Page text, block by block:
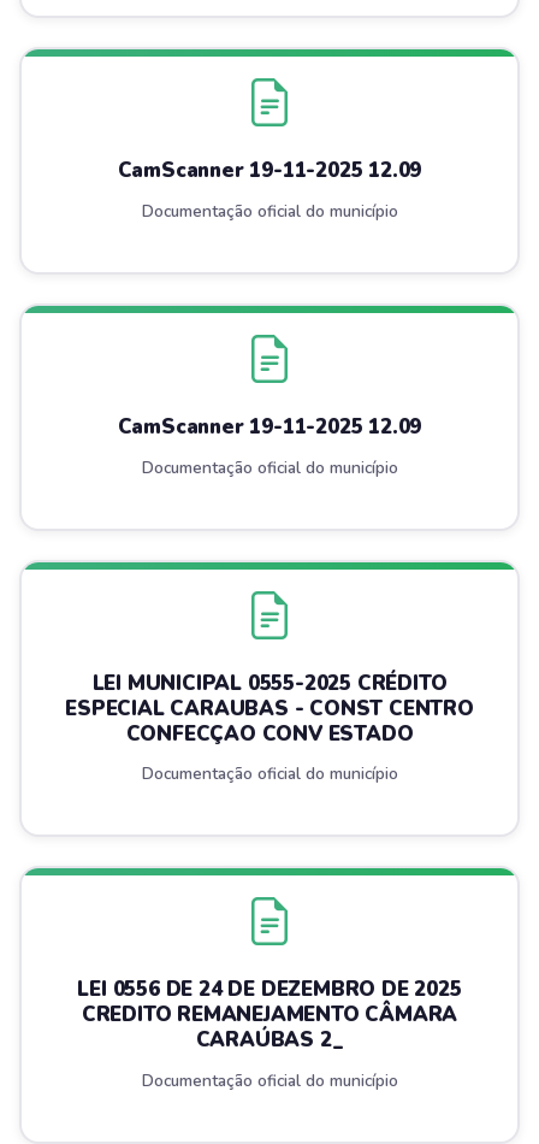
CamScanner 19-11-2025 12.09
Documentação oficial do município
CamScanner 19-11-2025 12.09
Documentação oficial do município
LEI MUNICIPAL 0555-2025 CRÉDITO
ESPECIAL CARAUBAS - CONST CENTRO
CONFECÇAO CONV ESTADO
Documentação oficial do município
LEI 0556 DE 24 DE DEZEMBRO DE 2025
CREDITO REMANEJAMENTO CÂMARA
CARAÚBAS 2_
Documentação oficial do município